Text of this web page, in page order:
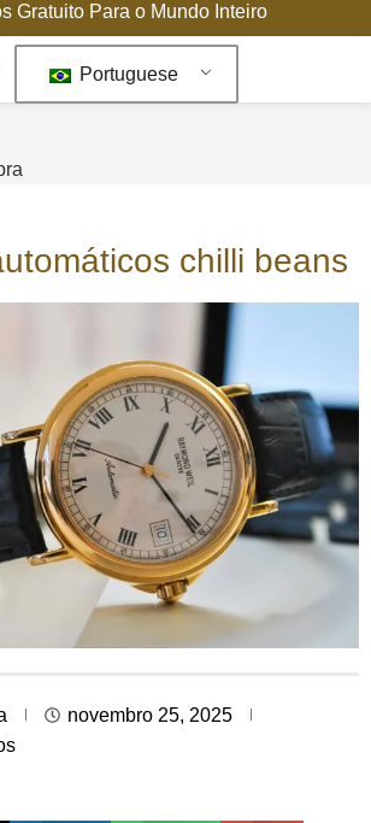
Gratuito Para o Mundo Inteiro
Portuguese
chilli beans
novembro 25, 2025